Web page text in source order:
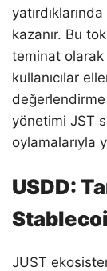
kazanır. Bu
teminat olarak
kullanıcılar
yönetimi JST
oylamalarıyla
USDD:
JUST